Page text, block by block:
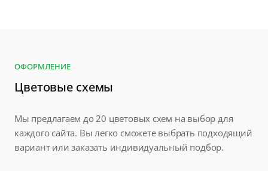
ОФОРМЛЕНИЕ
Цветовые схемы
Мы предлагаем до 20 цветовых схем на выбор для
каждого сайта. Вы легко сможете выбрать подходящий
вариант или заказать индивидуальный подбор.